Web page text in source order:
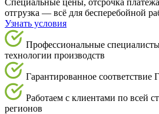
отгрузка — всё для бесперебойной
Узнать условия
Профессиональные
технологии производств
Гарантированное
Работаем с клиентами по всей
регионов